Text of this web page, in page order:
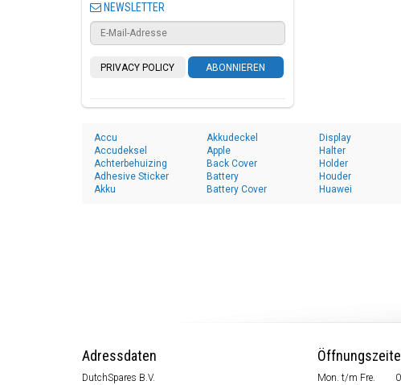
NEWSLETTER
PRIVACY POLICY ABONNIEREN
Accu
Accudeksel
Achterbehuizing
Adhesive Sticker
Akku
Akkudeckel
Apple
Back Cover
Battery
Battery Cover
Display
Halter
Holder
Houder
Huawei
Adressdaten
DutchSpares B.V.
Mon. t/m Fre.